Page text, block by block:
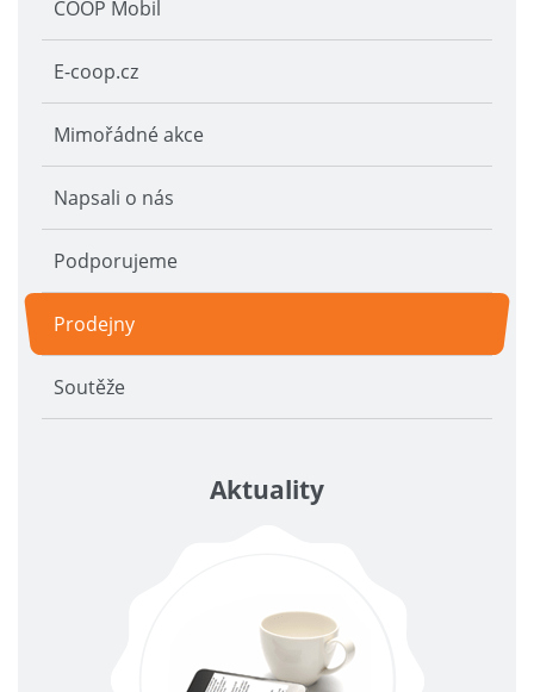
COOP Mobil
E-coop.cz
Mimořádné akce
Napsali o nás
Podporujeme
Prodejny
Soutěže
Aktuality